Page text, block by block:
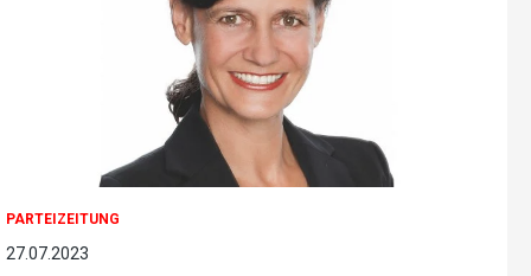
PARTEIZEITUNG
27.07.2023